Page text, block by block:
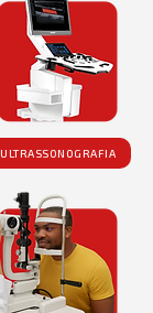
ULTRASSONOGRAFIA